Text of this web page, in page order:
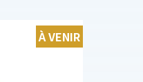
À VENIR